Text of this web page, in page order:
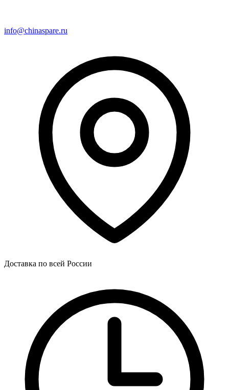
info@chinaspare.ru
Доставка по всей России